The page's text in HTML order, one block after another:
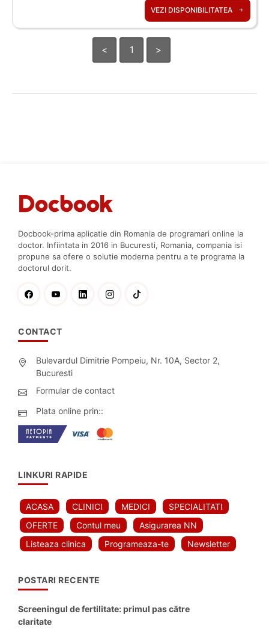
VEZI DISPONIBILITATEA
< 1 >
Docbook-prima aplicatie din Romania de programari online la
doctor. Infiintata in 2016 in Bucuresti, Romania, compania isi
propune sa ofere o solutie moderna pentru a te programa la
doctorul dorit.
CONTACT
Bulevardul Dimitrie Pompeiu, Nr. 10A, Sector 2,
Bucuresti
Formular de contact
Plata online prin::
LINKURI RAPIDE
ACASA CLINICI MEDICI
SPECIALITATI
OFERTE
Contul meu
Asigurarea NN
Listeaza clinica
Programeaza-te Newsletter
POSTARI RECENTE
Screeningul de fertilitate: primul pas către
claritate